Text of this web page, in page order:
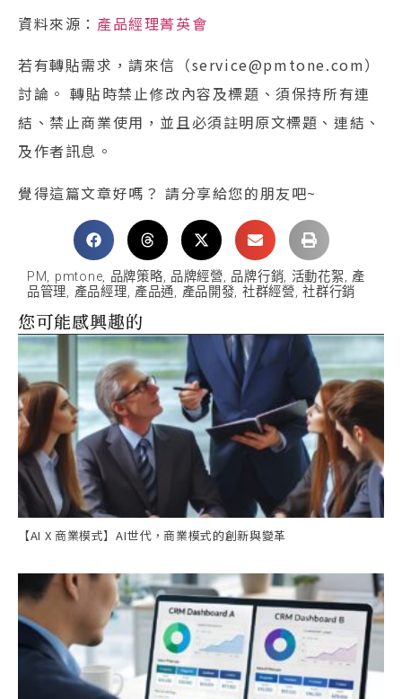
資料來源： 產品經理菁英會
若有轉貼需求，請來信（service@pmtone.com）
討論。 轉貼時禁止修改內容及標題、須保持所有連
結、禁止商業使用，並且必須註明原文標題、連結、
及作者訊息。
覺得這篇文章好嗎？ 請分享給您的朋友吧~
PM, pmtone, 品牌策略, 品牌經營, 品牌行銷, 活動花絮, 產
品管理, 產品經理, 產品通, 產品開發, 社群經營,社群行銷
您可能感興趣的
【AI X 商業模式】AI世代，商業模式的創新與變革